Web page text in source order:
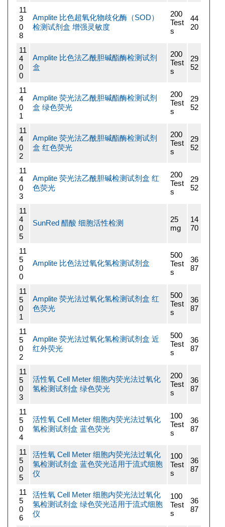
11
3
0
8
Amplite 比色超氧化物歧化酶（SOD）
检测试剂盒 增强灵敏度
200
Test
s
44
20
11
4
0
0
Amplite 比色法乙酰胆碱酯酶检测试剂
盒
200
Test
s
29
52
11
4
0
1
Amplite 荧光法乙酰胆碱酯酶检测试剂
盒 绿色荧光
200
Test
s
29
52
11
4
0
2
Amplite 荧光法乙酰胆碱酯酶检测试剂
盒 红色荧光
200
Test
s
29
52
11
4
0
3
Amplite 荧光法乙酰胆碱检测试剂盒 红
色荧光
200
Test
s
29
52
11
4
0
5
SunRed 醋酸 细胞活性检测
25
mg
14
70
11
5
0
0
Amplite 比色法过氧化氢检测试剂盒
500
Test
s
36
87
11
5
0
1
Amplite 荧光法过氧化氢检测试剂盒 红
色荧光
500
Test
s
36
87
11
5
0
2
Amplite 荧光法过氧化氢检测试剂盒 近
红外荧光
500
Test
s
36
87
11
5
0
3
活性氧 Cell Meter 细胞内荧光法过氧化
氢检测试剂盒 绿色荧光
200
Test
s
36
87
11
5
0
4
活性氧 Cell Meter 细胞内荧光法过氧化
氢检测试剂盒 蓝色荧光
100
Test
s
36
87
11
5
0
5
活性氧 Cell Meter 细胞内荧光法过氧化
氢检测试剂盒 蓝色荧光适用于流式细胞
仪
100
Test
s
36
87
11
5
0
6
活性氧 Cell Meter 细胞内荧光法过氧化
氢检测试剂盒 绿色荧光适用于流式细胞
仪
100
Test
s
36
87